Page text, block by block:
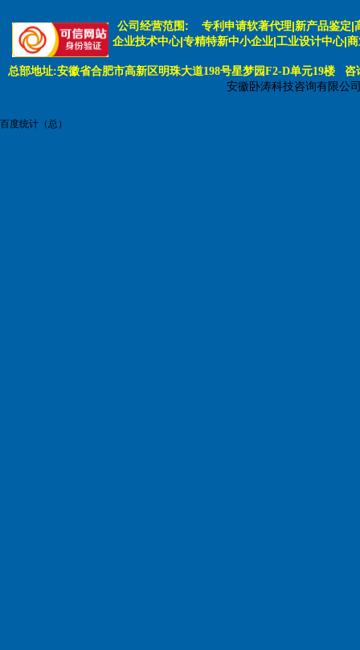
公司经营范围:
专利申请软著代理|新产品鉴定|
企业技术中心|专精特新中小企业|工业设计中心|
总部地址:安徽省合肥市高新区明珠大道198号星梦园F2-D单元19楼 咨
安徽卧涛科技咨询有限公
百度统计（总）